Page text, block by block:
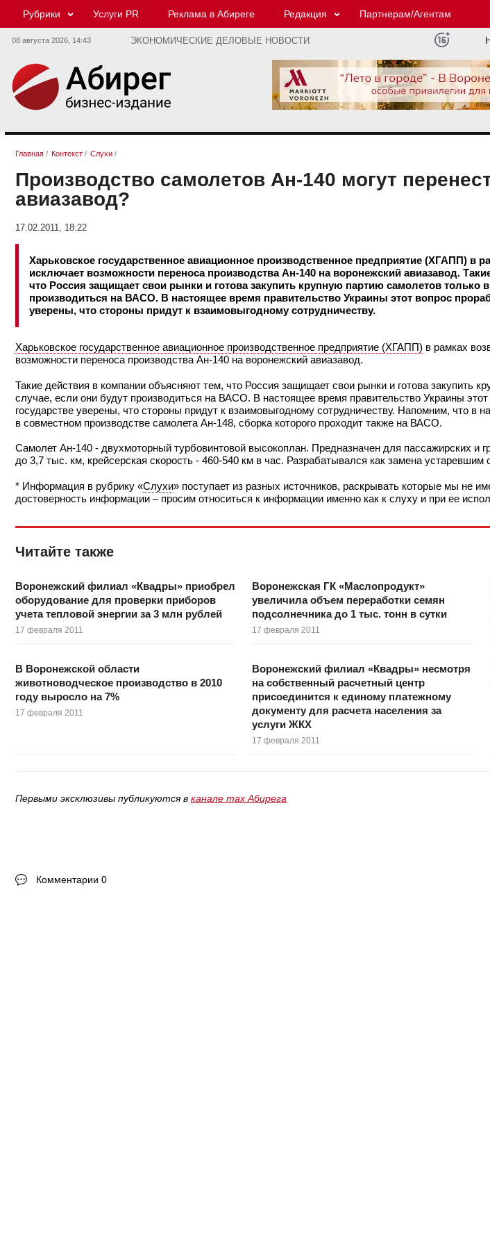
Рубрики Услуги PR Реклама в Абиреге Редакция Партнерам/Агентам
08 августа 2026, 14:43 ЭКОНОМИЧЕСКИЕ ДЕЛОВЫЕ НОВОСТИ
Главная / Контекст / Слухи /
Производство самолетов Ан-140 могут
авиазавод?
17.02.2011, 18:22
Харьковское государственное авиационное производственное предприятие (ХГАПП) в
исключает возможности переноса производства Ан-140 на воронежский авиазавод.
что Россия защищает свои рынки и готова закупить крупную партию самолетов только
производиться на ВАСО. В настоящее время правительство Украины этот вопрос
уверены, что стороны придут к взаимовыгодному сотрудничеству.
Харьковское государственное авиационное производственное предприятие (ХГАПП) в рамках
возможности переноса производства Ан-140 на воронежский авиазавод.
Такие действия в компании объясняют тем, что Россия защищает свои рынки и готова закупить
случае, если они будут производиться на ВАСО. В настоящее время правительство Украины
государстве уверены, что стороны придут к взаимовыгодному сотрудничеству. Напомним, что в
в совместном производстве самолета Ан-148, сборка которого проходит также на ВАСО.
Самолет Ан-140 - двухмоторный турбовинтовой высокоплан. Предназначен для пассажирских и
до 3,7 тыс. км, крейсерская скорость - 460-540 км в час. Разрабатывался как замена
* Информация в рубрику «Слухи» поступает из разных источников, раскрывать которые мы не
достоверность информации – просим относиться к информации именно как к слуху и при ее
Читайте также
Воронежский филиал «Квадры» приобрел
оборудование для проверки приборов
учета тепловой энергии за 3 млн рублей
17 февраля 2011
Воронежская ГК «Маслопродукт»
увеличила объем переработки семян
подсолнечника до 1 тыс. тонн в сутки
17 февраля 2011
В Воронежской области
животноводческое производство в 2010
году выросло на 7%
17 февраля 2011
Воронежский филиал «Квадры» несмотря
на собственный расчетный центр
присоединится к единому платежному
документу для расчета населения за
услуги ЖКХ
17 февраля 2011
Первыми эксклюзивы публикуются в канале max Абирега
Комментарии 0